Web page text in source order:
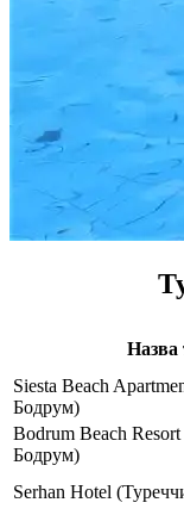
Назва
Siesta Beach
Бодрум)
Bodrum Beach
Бодрум)
Serhan Hotel